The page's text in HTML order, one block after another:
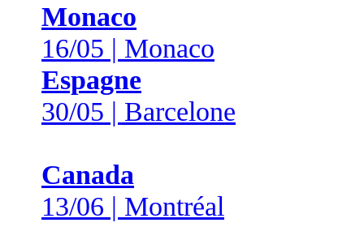
Monaco
16/05 | Monaco
Espagne
30/05 | Barcelone
Canada
13/06 | Montréal